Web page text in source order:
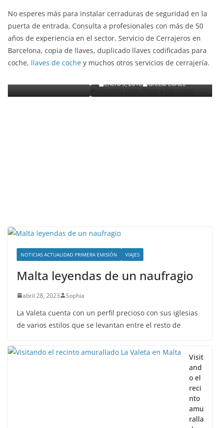
No esperes más para instalar cerraduras de seguridad en la
puerta de entrada. Consulta a profesionales con más de 50
años de experiencia en el sector. Servicio de Cerrajeros en
Barcelona, copia de llaves, duplicado llaves codificadas para
coche, llaves de coche y muchos otros servicios de cerrajería.
ENTRETENIMIENTO Y CURIOSIDADES LIBROS CINE Y TV
Slender Man llega al cine y te mostramos todos los
detalles
enero 3, 2018 Grecia Cortez
NOTICIAS ACTUALIDAD PRIMERA EMISIÓN VIAJES
Malta leyendas de un naufragio
abril 28, 2023 Sophia
La Valeta cuenta con un perfil precioso con sus iglesias
de varios estilos que se levantan entre el resto de
Visit
and
o el
reci
nto
amu
ralla